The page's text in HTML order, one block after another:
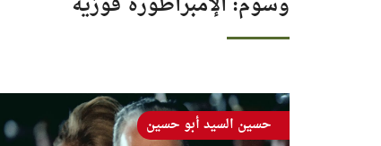
حسين السيد أبو حسين